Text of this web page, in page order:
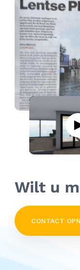
Wilt u
CONTACT